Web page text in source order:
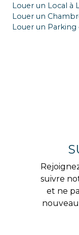
Louer un Local à
Louer un
Louer un Parking
suivre
et ne